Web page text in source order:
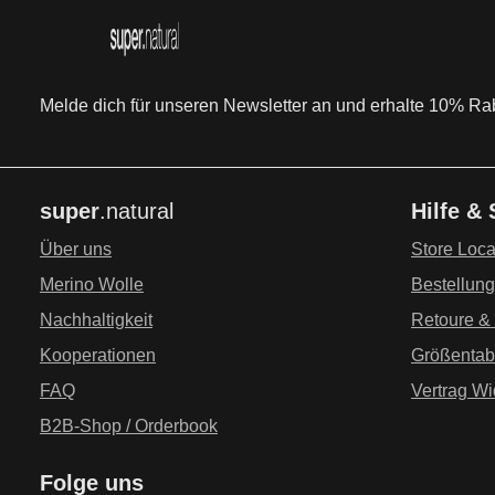
Melde dich für unseren Newsletter an und erhalte 10%
Folge uns
super.natural
Über uns
Merino Wolle
Nachhaltigkeit
Kooperationen
FAQ
B2B-Shop / Orderbook
Hilfe &
Store
Retoure
Vertrag